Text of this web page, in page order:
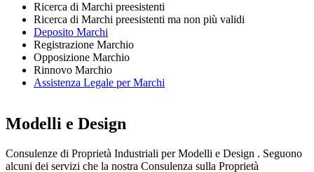
Ricerca di Marchi preesistenti
Ricerca di Marchi preesistenti ma non più validi
Deposito Marchi
Registrazione Marchio
Opposizione Marchio
Rinnovo Marchio
Assistenza Legale per Marchi
Modelli e Design
Consulenze di Proprietà Industriali per Modelli e Design . Seguono
alcuni dei servizi che la nostra Consulenza sulla Proprietà